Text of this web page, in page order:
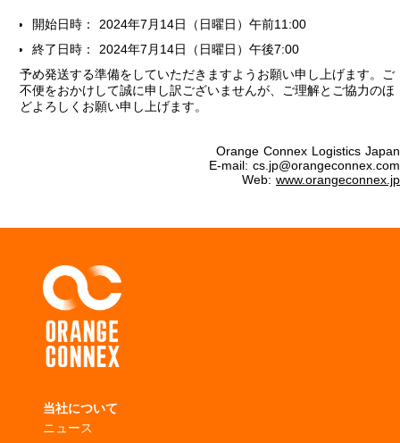
開始日時： 2024年7月14日（日曜日）午前11:00
終了日時： 2024年7月14日（日曜日）午後7:00
予め発送する準備をしていただきますようお願い申し上げます。ご
不便をおかけして誠に申し訳ございませんが、ご理解とご協力のほ
どよろしくお願い申し上げます。
Orange Connex Logistics Japan
E-mail: cs.jp@orangeconnex.com
Web: www.orangeconnex.jp
当社について
ニュース